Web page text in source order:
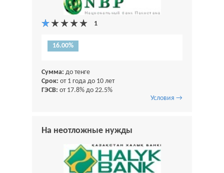
16.00%
Сумма: до тенге
Срок: от 1 года до 10 лет
ГЭСВ: от 17.8% до 22.5%
Условия →
На неотложные нужды